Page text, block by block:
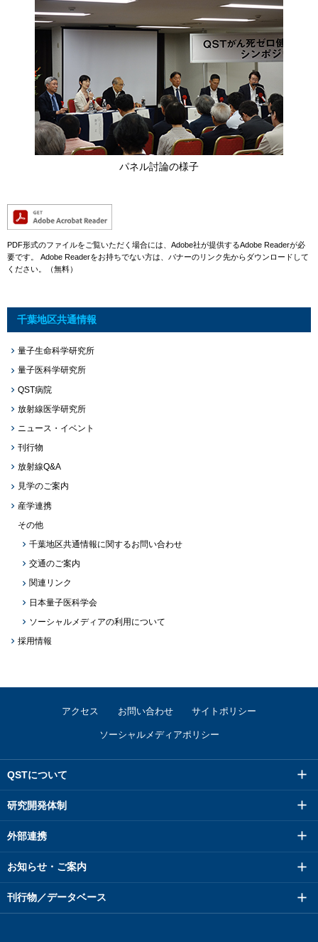
パネル討論の様子
PDF形式のファイルをご覧いただく場合には、Adobe社が提供するAdobe Readerが必
要です。
Adobe Readerをお持ちでない方は、バナーのリンク先からダウンロードして
ください。（無料）
千葉地区共通情報
量子生命科学研究所
量子医科学研究所
QST病院
放射線医学研究所
ニュース・イベント
刊行物
放射線Q&A
見学のご案内
産学連携
その他
千葉地区共通情報に関するお問い合わせ
交通のご案内
関連リンク
日本量子医科学会
ソーシャルメディアの利用について
採用情報
アクセス お問い合わせ サイトポリシー
ソーシャルメディアポリシー
QSTについて
研究開発体制
外部連携
お知らせ・ご案内
刊行物／データベース